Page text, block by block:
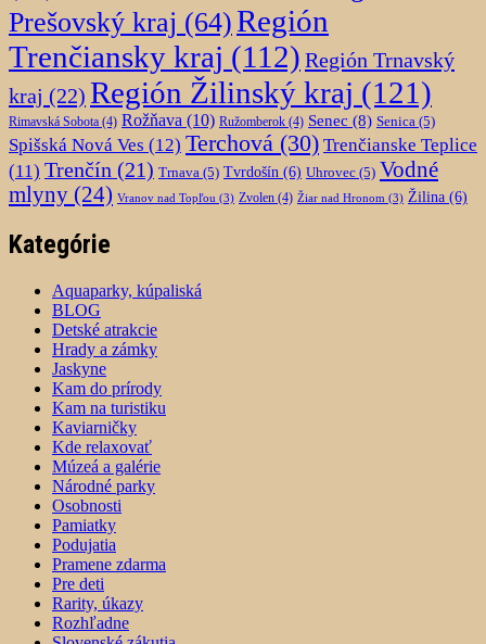
Prešovský kraj (64)Región
Trenčiansky kraj (112) Región Trnavský
kraj (22) Región Žilinský kraj (121)
Rimavská Sobota (4) Rožňava (10) Ružomberok (4) Senec (8) Senica (5)
Spišská Nová Ves (12) Terchová (30) Trenčianske Teplice
(11) Trenčín (21) Trnava (5) Tvrdošín (6) Uhrovec (5) Vodné
mlyny (24) Vranov nad Topľou (3) Zvolen (4) Žiar nad Hronom (3) Žilina (6)
Kategórie
Aquaparky, kúpaliská
BLOG
Detské atrakcie
Hrady a zámky
Jaskyne
Kam do prírody
Kam na turistiku
Kaviarničky
Kde relaxovať
Múzeá a galérie
Národné parky
Osobnosti
Pamiatky
Podujatia
Pramene zdarma
Pre deti
Rarity, úkazy
Rozhľadne